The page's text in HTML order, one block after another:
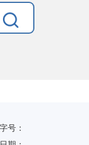
号：